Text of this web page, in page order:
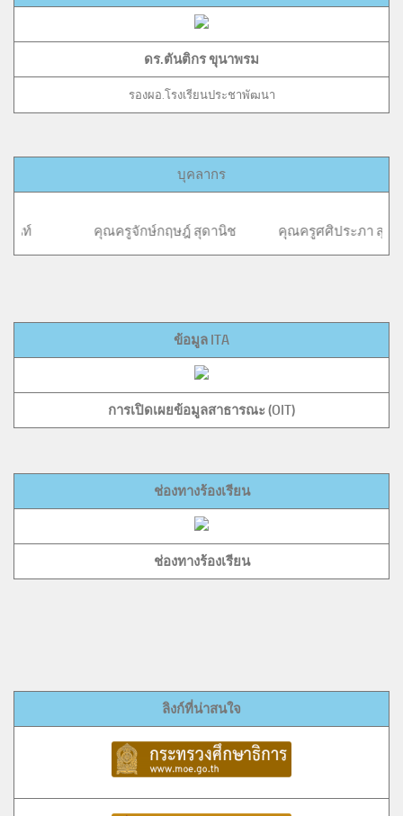
ดร.ตันติกร ขุนาพรม
รองผอ.โรงเรียนประชาพัฒนา
บุคลากร
จักษ์กฤษฎ์ สุดานิช คุณครูศศิประภา สุดานิช
ข้อมูล ITA
การเปิดเผยข้อมูลสาธารณะ (OIT)
ช่องทางร้องเรียน
ช่องทางร้องเรียน
ลิงก์ที่น่าสนใจ